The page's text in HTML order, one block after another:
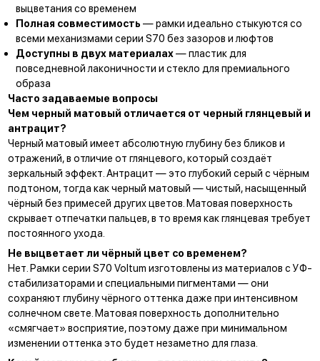
выцветания со временем
Полная совместимость — рамки идеально стыкуются со
всеми механизмами серии S70 без зазоров и люфтов
Доступны в двух материалах— пластик для
повседневной лаконичности и стекло для премиального
образа
Часто задаваемые вопросы
Чем черный матовый отличается от черный глянцевый и
антрацит?
Черный матовый имеет абсолютную глубину без бликов и
отражений, в отличие от глянцевого, который создаёт
зеркальный эффект. Антрацит — это глубокий серый с чёрным
подтоном, тогда как черный матовый — чистый, насыщенный
чёрный без примесей других цветов. Матовая поверхность
скрывает отпечатки пальцев, в то время как глянцевая требует
постоянного ухода.
Не выцветает ли чёрный цвет со временем?
Нет. Рамки серии S70 Voltum изготовлены из материалов с УФ-
стабилизаторами и специальными пигментами — они
сохраняют глубину чёрного оттенка даже при интенсивном
солнечном свете. Матовая поверхность дополнительно
«смягчает» восприятие, поэтому даже при минимальном
изменении оттенка это будет незаметно для глаза.